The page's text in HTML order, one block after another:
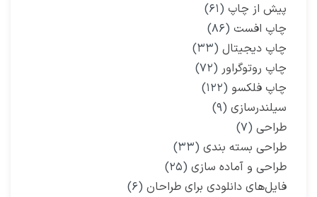
پیش از چاپ (۶۱)
چاپ افست (۸۶)
چاپ دیجیتال (۳۳)
چاپ روتوگراور (۷۲)
چاپ فلکسو (۱۲۲)
سیلندرسازی (۹)
طراحی (۷)
طراحی بسته بندی (۳۳)
طراحی و آماده سازی (۲۵)
فایل‌های دانلودی برای طراحان (۶)